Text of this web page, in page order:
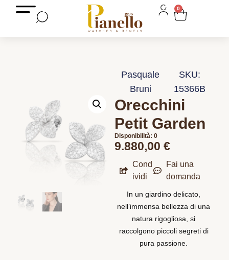
0
Pasquale
Bruni
SKU:
15366B
Orecchini
Petit Garden
Disponibilità: 0
9.880,00 €
Cond
ividi
Fai una
domanda
In un giardino delicato,
nell’immensa bellezza di una
natura rigogliosa, si
raccolgono piccoli segreti di
pura passione.